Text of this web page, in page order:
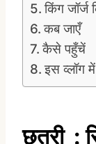
किंग जॉर्ज
कब जाएँ
कैसे पहुँचें
इस व्लॉग
छतरी :